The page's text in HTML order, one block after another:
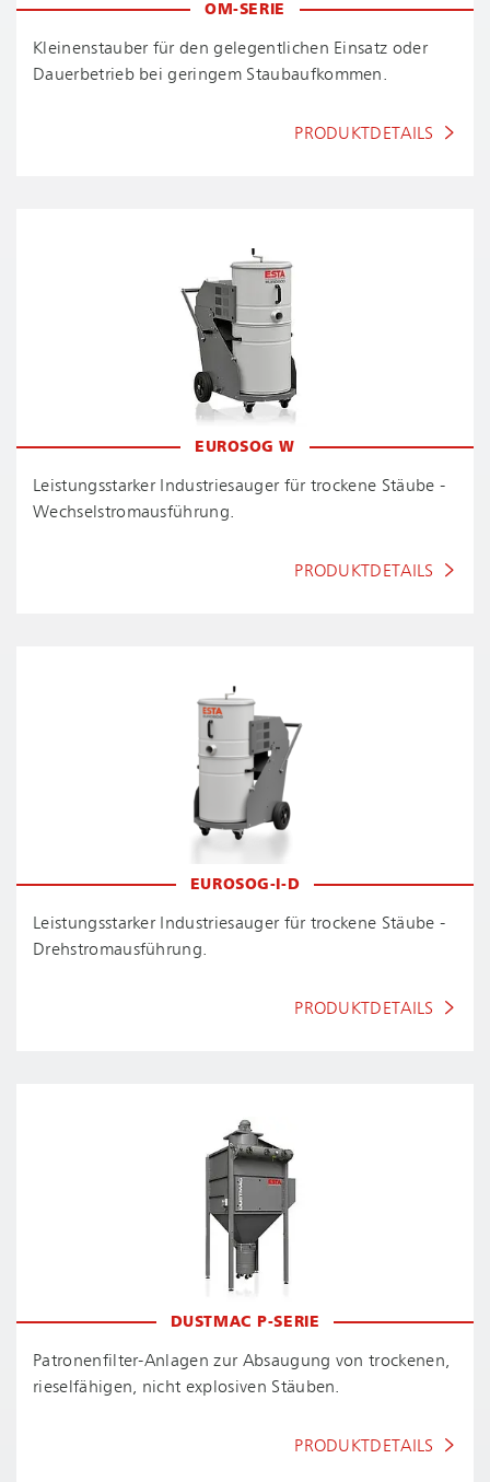
OM-SERIE
Kleinenstauber für den gelegentlichen Einsatz oder
Dauerbetrieb bei geringem Staubaufkommen.
PRODUKTDETAILS
EUROSOG W
Leis­tungs­star­ker Industriesauger für trockene Stäube -
Wech­sel­strom­aus­füh­rung.
PRODUKTDETAILS
EUROSOG-I-D
Leis­tungs­star­ker Industriesauger für trockene Stäube -
Dreh­strom­aus­füh­rung.
PRODUKTDETAILS
DUSTMAC P-SERIE
Pa­tro­nen­fil­ter-An­la­gen zur Absaugung von trockenen,
rieselfähigen, nicht explosiven Stäuben.
PRODUKTDETAILS